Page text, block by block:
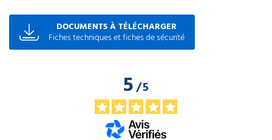
DOCUMENTS À TÉLÉCHARGER
Fiches techniques et fiches de sécurité
5/5